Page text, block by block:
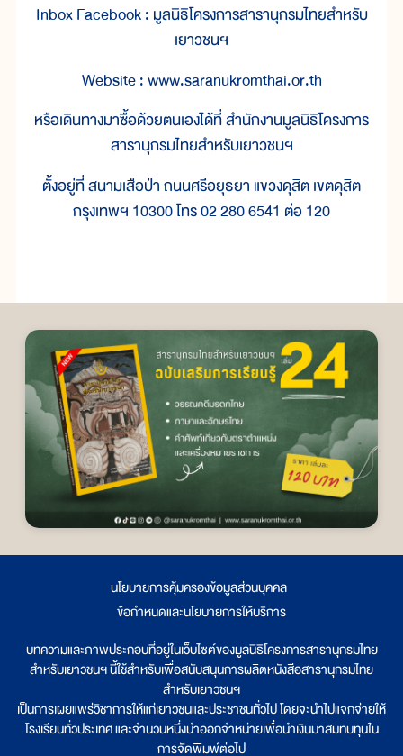
Inbox Facebook : มูลนิธิโครงการสารานุกรมไทยสำหรับ
เยาวชนฯ
Website : www.saranukromthai.or.th
หรือเดินทางมาซื้อด้วยตนเองได้ที่ สำนักงานมูลนิธิโครงการ
สารานุกรมไทยสำหรับเยาวชนฯ
ตั้งอยู่ที่ สนามเสือป่า ถนนศรีอยุธยา แขวงดุสิต เขตดุสิต
กรุงเทพฯ 10300 โทร 02 280 6541 ต่อ 120
นโยบายการคุ้มครองข้อมูลส่วนบุคคล
ข้อกำหนดและนโยบายการให้บริการ
บทความและภาพประกอบที่อยู่ในเว็บไซต์ของมูลนิธิโครงการสารานุกรมไทย
สำหรับเยาวชนฯ นี้ใช้สำหรับเพื่อสนับสนุนการผลิตหนังสือสารานุกรมไทย
สำหรับเยาวชนฯ
เป็นการเผยแพร่วิชาการให้แก่เยาวชนและประชาชนทั่วไป โดยจะนำไปแจกจ่ายให้
โรงเรียนทั่วประเทศ และจำนวนหนึ่งนำออกจำหน่ายเพื่อนำเงินมาสมทบทุนใน
การจัดพิมพ์ต่อไป